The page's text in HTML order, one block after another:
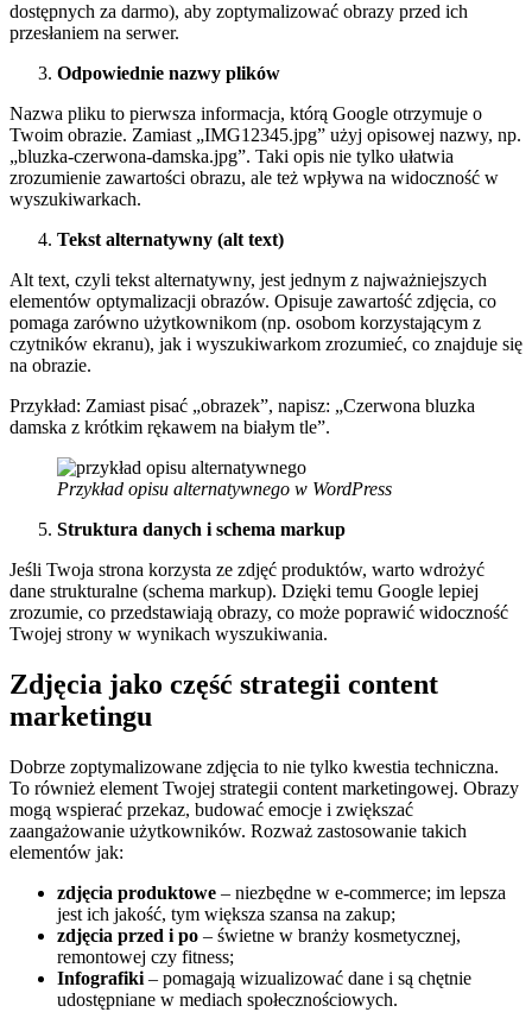
dostępnych za darmo), aby zoptymalizować obrazy przed ich
przesłaniem na serwer.
Odpowiednie nazwy plików
Nazwa pliku to pierwsza informacja, którą Google otrzymuje o
Twoim obrazie. Zamiast „IMG12345.jpg” użyj opisowej nazwy, np.
„bluzka-czerwona-damska.jpg”. Taki opis nie tylko ułatwia
zrozumienie zawartości obrazu, ale też wpływa na widoczność w
wyszukiwarkach.
Tekst alternatywny (alt text)
Alt text, czyli tekst alternatywny, jest jednym z najważniejszych
elementów optymalizacji obrazów. Opisuje zawartość zdjęcia, co
pomaga zarówno użytkownikom (np. osobom korzystającym z
czytników ekranu), jak i wyszukiwarkom zrozumieć, co znajduje się
na obrazie.
Przykład: Zamiast pisać „obrazek”, napisz: „Czerwona bluzka
damska z krótkim rękawem na białym tle”.
Przykład opisu alternatywnego w WordPress
Struktura danych i schema markup
Jeśli Twoja strona korzysta ze zdjęć produktów, warto wdrożyć
dane strukturalne (schema markup). Dzięki temu Google lepiej
zrozumie, co przedstawiają obrazy, co może poprawić widoczność
Twojej strony w wynikach wyszukiwania.
Zdjęcia jako część strategii content
marketingu
Dobrze zoptymalizowane zdjęcia to nie tylko kwestia techniczna.
To również element Twojej strategii content marketingowej. Obrazy
mogą wspierać przekaz, budować emocje i zwiększać
zaangażowanie użytkowników. Rozważ zastosowanie takich
elementów jak:
zdjęcia produktowe – niezbędne w e-commerce; im lepsza
jest ich jakość, tym większa szansa na zakup;
zdjęcia przed i po – świetne w branży kosmetycznej,
remontowej czy fitness;
Infografiki – pomagają wizualizować dane i są chętnie
udostępniane w mediach społecznościowych.